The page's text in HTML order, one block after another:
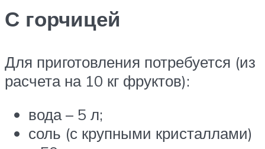
С горчицей
Для приготовления потребуется (из
расчета на 10 кг фруктов):
вода – 5 л;
соль (с крупными кристаллами)